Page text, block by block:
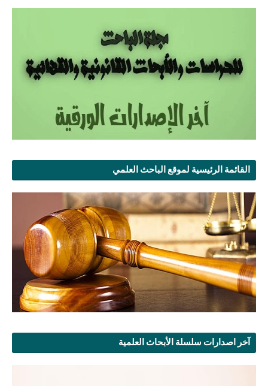
القائمة الرئيسية لموقع الباحث العلمي
آخر اصدارات سلسلة الأبحاث العلمية